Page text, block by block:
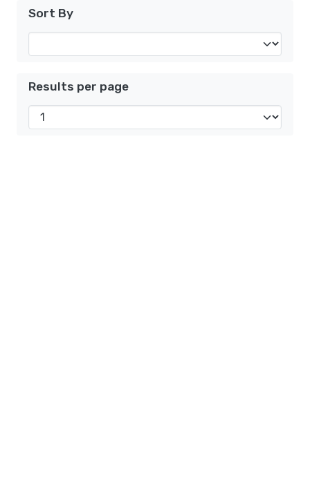
Sort By
Results per page